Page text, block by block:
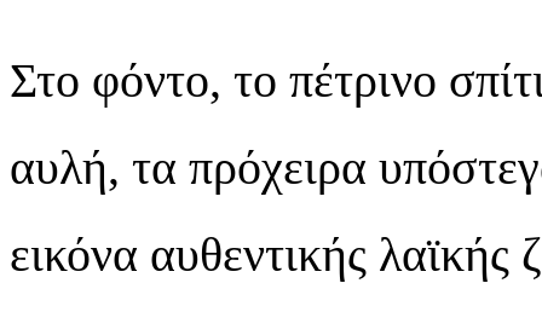
Στο φόντο, το πέτρινο
αυλή, τα πρόχειρα
εικόνα αυθεντικής